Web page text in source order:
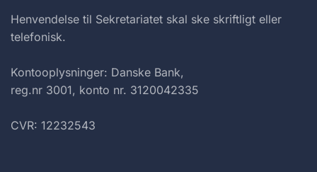
Henvendelse til Sekretariatet skal ske skriftligt eller
telefonisk.
Kontooplysninger: Danske Bank,
reg.nr 3001, konto nr. 3120042335
CVR: 12232543